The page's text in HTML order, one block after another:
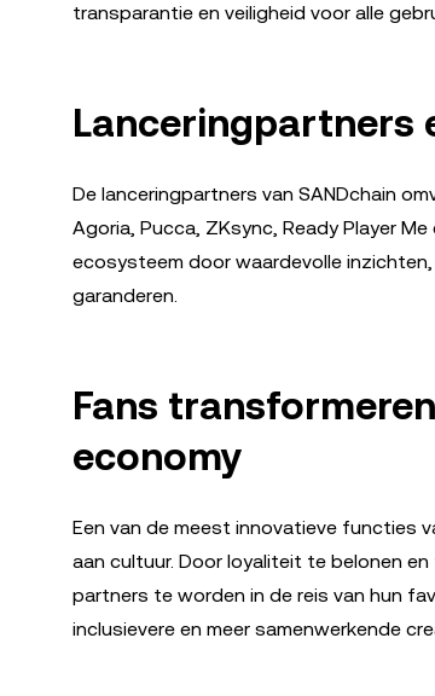
transparantie en veiligheid voor alle
Lanceringpartners
De lanceringpartners van SANDchain
Agoria, Pucca, ZKsync, Ready Player
ecosysteem door waardevolle
garanderen.
Fans
economy
Een van de meest innovatieve functies
aan cultuur. Door loyaliteit te belonen
partners te worden in de reis van hun
inclusievere en meer samenwerkende